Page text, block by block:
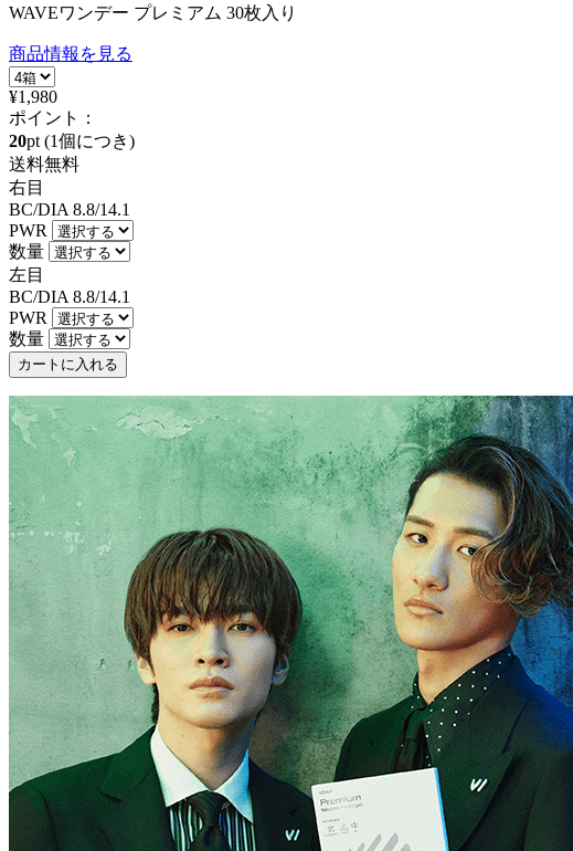
WAVEワンデー プレミアム 30枚入り
商品情報を見る
¥1,980
ポイント：
20pt (1個につき)
送料無料
右目
BC/DIA 8.8/14.1
PWR
数量
左目
BC/DIA 8.8/14.1
PWR
数量
カートに入れる